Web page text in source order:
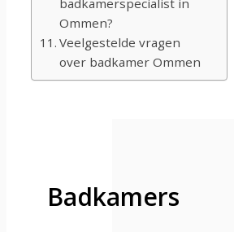
Ommen?
Veelgestelde vragen
over badkamer Ommen
Badkamers